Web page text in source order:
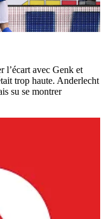
l’écart avec Genk et
trop haute. Anderlecht
su se montrer